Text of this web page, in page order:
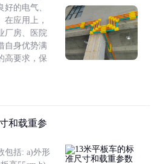
的电气、
在应用上，
厂房、医院
自身优势满
高要求，保
和载重参
包括: a)外形